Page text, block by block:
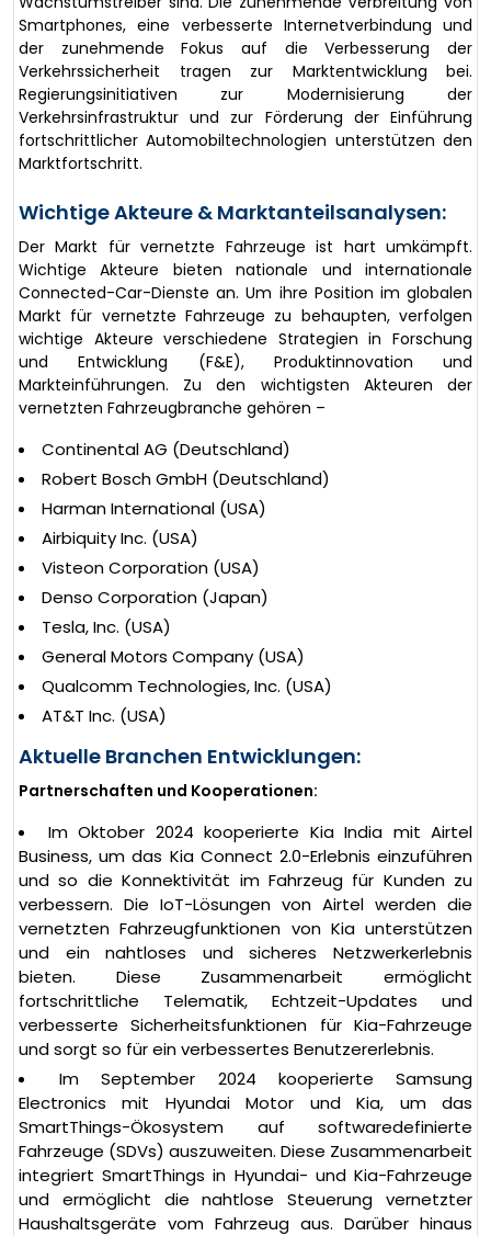
Smartphones, eine verbesserte Internetverbindung und
der zunehmende Fokus auf die Verbesserung der
Verkehrssicherheit tragen zur Marktentwicklung bei.
Regierungsinitiativen zur Modernisierung der
Verkehrsinfrastruktur und zur Förderung der Einführung
fortschrittlicher Automobiltechnologien unterstützen den
Marktfortschritt.
Wichtige Akteure & Marktanteilsanalysen:
Der Markt für vernetzte Fahrzeuge ist hart umkämpft.
Wichtige Akteure bieten nationale und internationale
Connected-Car-Dienste an. Um ihre Position im globalen
Markt für vernetzte Fahrzeuge zu behaupten, verfolgen
wichtige Akteure verschiedene Strategien in Forschung
und Entwicklung (F&E), Produktinnovation und
Markteinführungen. Zu den wichtigsten Akteuren der
vernetzten Fahrzeugbranche gehören –
Continental AG (Deutschland)
Robert Bosch GmbH (Deutschland)
Harman International (USA)
Airbiquity Inc. (USA)
Visteon Corporation (USA)
Denso Corporation (Japan)
Tesla, Inc. (USA)
General Motors Company (USA)
Qualcomm Technologies, Inc. (USA)
AT&T Inc. (USA)
Aktuelle Branchen Entwicklungen:
Partnerschaften und Kooperationen:
Im Oktober 2024 kooperierte Kia India mit Airtel
Business, um das Kia Connect 2.0-Erlebnis einzuführen
und so die Konnektivität im Fahrzeug für Kunden zu
verbessern. Die IoT-Lösungen von Airtel werden die
vernetzten Fahrzeugfunktionen von Kia unterstützen
und ein nahtloses und sicheres Netzwerkerlebnis
bieten. Diese Zusammenarbeit ermöglicht
fortschrittliche Telematik, Echtzeit-Updates und
verbesserte Sicherheitsfunktionen für Kia-Fahrzeuge
und sorgt so für ein verbessertes Benutzererlebnis.
Im September 2024 kooperierte Samsung
Electronics mit Hyundai Motor und Kia, um das
SmartThings-Ökosystem auf softwaredefinierte
Fahrzeuge (SDVs) auszuweiten. Diese Zusammenarbeit
integriert SmartThings in Hyundai- und Kia-Fahrzeuge
und ermöglicht die nahtlose Steuerung vernetzter
Haushaltsgeräte vom Fahrzeug aus. Darüber hinaus